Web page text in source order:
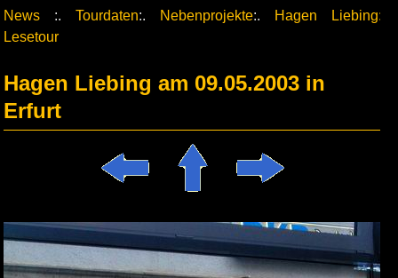
News :. Tourdaten:. Nebenprojekte:.
Hagen Liebing:
Lesetour
Hagen Liebing am 09.05.2003 in
Erfurt